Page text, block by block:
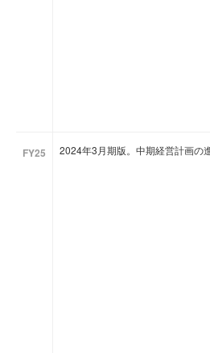
FY25 2024年3月期版。中期経営計画の